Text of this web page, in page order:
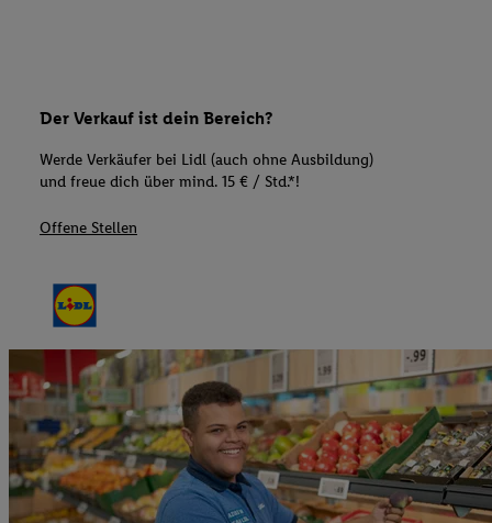
Der Verkauf ist dein Bereich?
Werde Verkäufer bei Lidl (auch ohne Ausbildung)
und freue dich über mind. 15 € / Std.*!
Offene Stellen